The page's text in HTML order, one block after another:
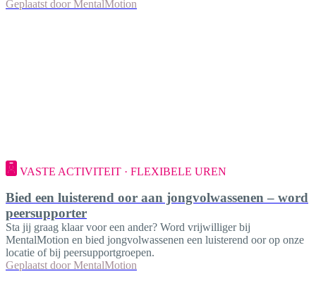
Geplaatst door MentalMotion
VASTE ACTIVITEIT · FLEXIBELE UREN
Bied een luisterend oor aan jongvolwassenen – word
peersupporter
Sta jij graag klaar voor een ander? Word vrijwilliger bij
MentalMotion en bied jongvolwassenen een luisterend oor op onze
locatie of bij peersupportgroepen.
Geplaatst door MentalMotion